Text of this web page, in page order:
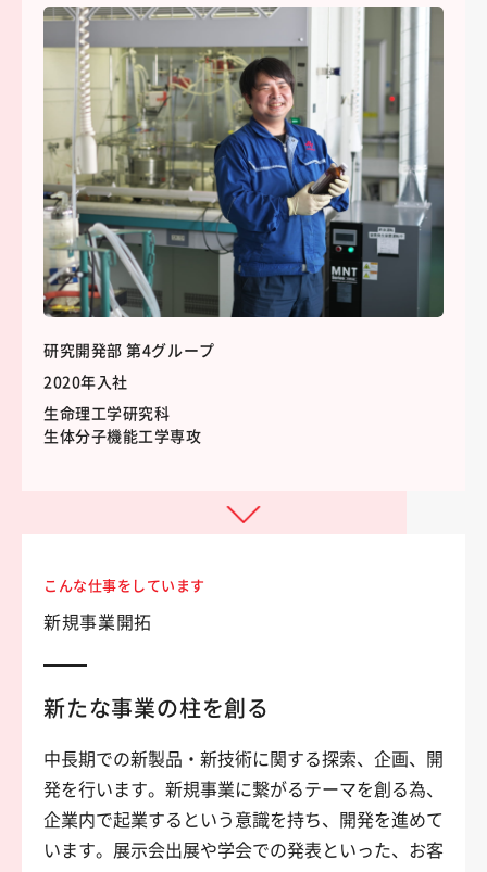
研究開発部 第4グループ
2020年入社
生命理工学研究科
生体分子機能工学専攻
こんな仕事をしています
新規事業開拓
新たな事業の柱を創る
中長期での新製品・新技術に関する探索、企画、開
発を行います。新規事業に繋がるテーマを創る為、
企業内で起業するという意識を持ち、開発を進めて
います。展示会出展や学会での発表といった、お客